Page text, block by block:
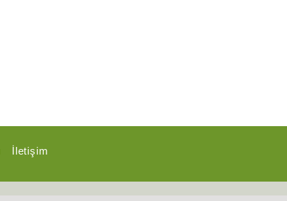
İletişim